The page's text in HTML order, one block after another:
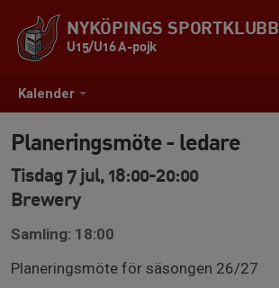
Kalender
NYKÖPINGS SPORTKLUBB
U15/U16 A-pojk
Planeringsmöte - ledare
Tisdag 7 jul, 18:00-20:00
Brewery
Samling: 18:00
Planeringsmöte för säsongen 26/27